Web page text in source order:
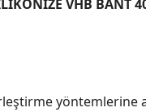
VHB BANT
yöntemlerine